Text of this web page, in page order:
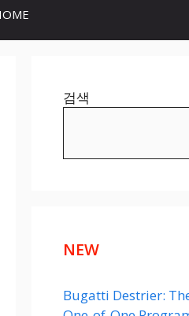
검색
NEW
Bugatti Destrier: